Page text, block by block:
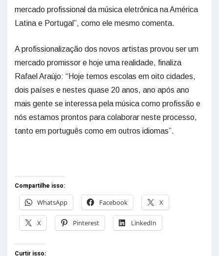
mercado profissional da música eletrônica na América
Latina e Portugal”, como ele mesmo comenta.
A profissionalização dos novos artistas provou ser um
mercado promissor e hoje uma realidade, finaliza
Rafael Araújo: “Hoje temos escolas em oito cidades,
dois países e nestes quase 20 anos, ano após ano
mais gente se interessa pela música como profissão e
nós estamos prontos para colaborar neste processo,
tanto em português como em outros idiomas”.
Compartilhe isso:
WhatsApp
Facebook X
X Pinterest LinkedIn
Curtir isso: